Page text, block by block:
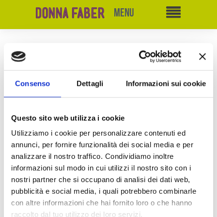
Consenso Dettagli Informazioni sui cookie
Questo sito web utilizza i cookie
Utilizziamo i cookie per personalizzare contenuti ed
annunci, per fornire funzionalità dei social media e per
analizzare il nostro traffico. Condividiamo inoltre
informazioni sul modo in cui utilizzi il nostro sito con i
nostri partner che si occupano di analisi dei dati web,
pubblicità e social media, i quali potrebbero combinarle
con altre informazioni che hai fornito loro o che hanno
raccolto dal tuo utilizzo dei loro servizi.
Bookcity 2023
18-21 NOVEMBRE 2023